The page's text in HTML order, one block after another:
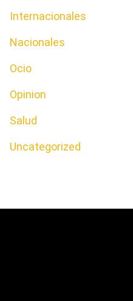
Internacionales
Nacionales
Ocio
Opinion
Salud
Uncategorized